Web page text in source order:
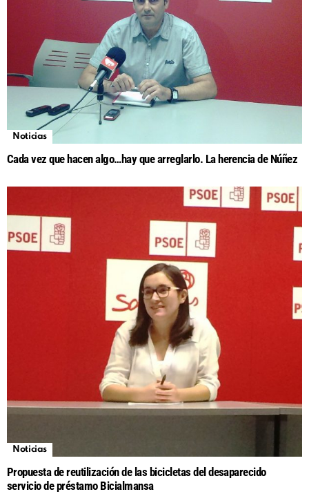
Noticias
Cada vez que hacen algo…hay que arreglarlo. La herencia de Núñez
Noticias
Propuesta de reutilización de las bicicletas del desaparecido
servicio de préstamo Bicialmansa